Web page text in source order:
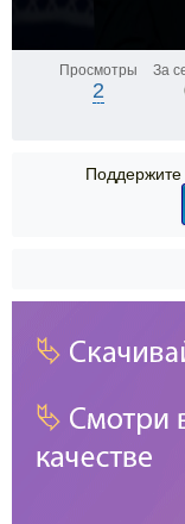
Просмотры
2
За